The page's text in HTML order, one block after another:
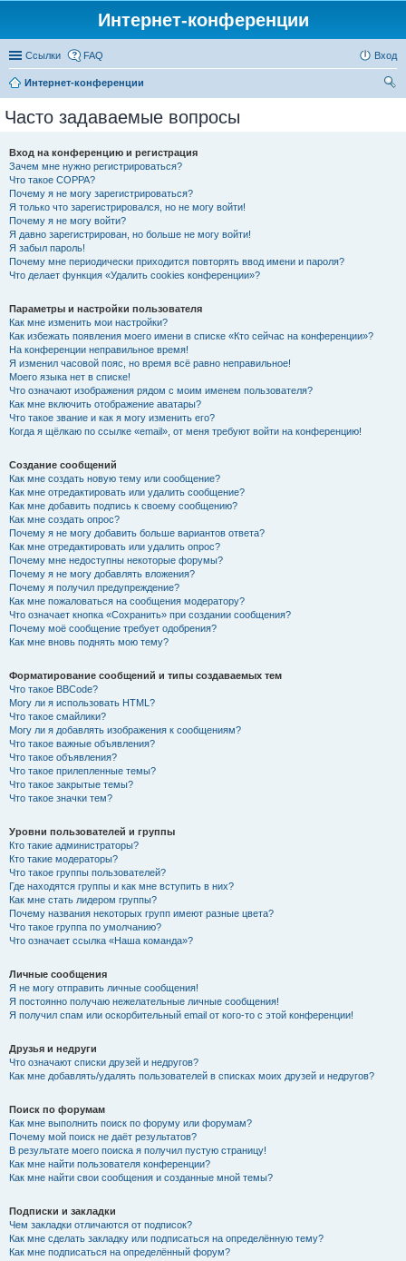
Интернет-конференции
Ссылки FAQ Вход
Интернет-конференции
Часто задаваемые вопросы
Вход на конференцию и регистрация
Зачем мне нужно регистрироваться?
Что такое COPPA?
Почему я не могу зарегистрироваться?
Я только что зарегистрировался, но не могу войти!
Почему я не могу войти?
Я давно зарегистрирован, но больше не могу войти!
Я забыл пароль!
Почему мне периодически приходится повторять ввод имени и пароля?
Что делает функция «Удалить cookies конференции»?
Параметры и настройки пользователя
Как мне изменить мои настройки?
Как избежать появления моего имени в списке «Кто сейчас на конференции»?
На конференции неправильное время!
Я изменил часовой пояс, но время всё равно неправильное!
Моего языка нет в списке!
Что означают изображения рядом с моим именем пользователя?
Как мне включить отображение аватары?
Что такое звание и как я могу изменить его?
Когда я щёлкаю по ссылке «email», от меня требуют войти на конференцию!
Создание сообщений
Как мне создать новую тему или сообщение?
Как мне отредактировать или удалить сообщение?
Как мне добавить подпись к своему сообщению?
Как мне создать опрос?
Почему я не могу добавить больше вариантов ответа?
Как мне отредактировать или удалить опрос?
Почему мне недоступны некоторые форумы?
Почему я не могу добавлять вложения?
Почему я получил предупреждение?
Как мне пожаловаться на сообщения модератору?
Что означает кнопка «Сохранить» при создании сообщения?
Почему моё сообщение требует одобрения?
Как мне вновь поднять мою тему?
Форматирование сообщений и типы создаваемых тем
Что такое BBCode?
Могу ли я использовать HTML?
Что такое смайлики?
Могу ли я добавлять изображения к сообщениям?
Что такое важные объявления?
Что такое объявления?
Что такое прилепленные темы?
Что такое закрытые темы?
Что такое значки тем?
Уровни пользователей и группы
Кто такие администраторы?
Кто такие модераторы?
Что такое группы пользователей?
Где находятся группы и как мне вступить в них?
Как мне стать лидером группы?
Почему названия некоторых групп имеют разные цвета?
Что такое группа по умолчанию?
Что означает ссылка «Наша команда»?
Личные сообщения
Я не могу отправить личные сообщения!
Я постоянно получаю нежелательные личные сообщения!
Я получил спам или оскорбительный email от кого-то с этой конференции!
Друзья и недруги
Что означают списки друзей и недругов?
Как мне добавлять/удалять пользователей в списках моих друзей и недругов?
Поиск по форумам
Как мне выполнить поиск по форуму или форумам?
Почему мой поиск не даёт результатов?
В результате моего поиска я получил пустую страницу!
Как мне найти пользователя конференции?
Как мне найти свои сообщения и созданные мной темы?
Подписки и закладки
Чем закладки отличаются от подписок?
Как мне сделать закладку или подписаться на определённую тему?
Как мне подписаться на определённый форум?